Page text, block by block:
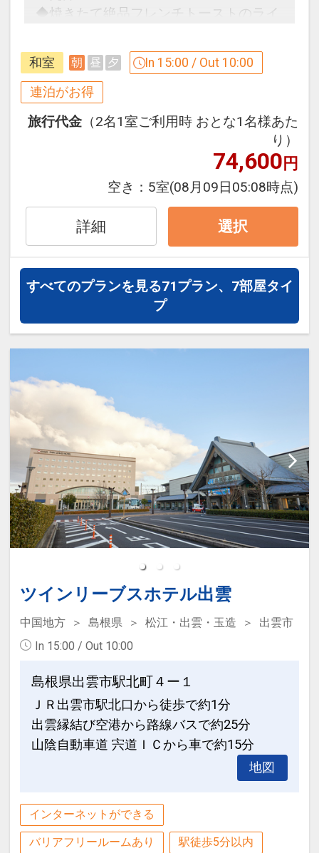
貸切風呂もご利用頂けます！（有料・到
ゆったりとご入浴頂ける４つの貸切露天
風呂をご用意しております。
ぜひご家族で、ご夫婦で、カップルで、
ごゆっくりとお寛ぎください。
■料金：３名様まで ２，２００円 ／ ４
名様 ３，３００円（１室あたり １回５
【ご利用時間 １５：００～２２：００】
の間で先着順（ご到着時フロントにてお
申し出ください）
和風ダイニング「出雲」にて《１００キ
ロ水晶まがたま》に触れてパワチャージ
当館シンボル《 １００キロ水晶まがたま
しまがたまを制作、朝廷に献上してきま
その歴史にあやかり、当館では１００キ
ロの巨大な水晶まがたまを展示していま
す。
まがたまには古来不思議な力が宿ると信
じられてきました。
見て、触れて、記念写真も撮ってまがた
まの持つスピリチュアルパワーをお持ち
※夜はお食事会場として使用しておりま
玉造温泉駅まで送迎あり
前にご予約ください。
・お迎え １４：００～１９：００（随
時）
・お送り ８：２０／８：５０／９：２０
周辺観光のご案内
◆神湯めぐり（玉造温泉各旅館の温泉め
ぐり）
◆焼きたて絶品フレンチトーストのライ
◆日本海で獲れた鮮魚をお好みで海鮮丼
コーナー♪
【連泊するとお得】連泊割引がございま
１泊目より１泊につきおひとり様おとな
１，０００円引、こどもＡ ５００円引
※5/2～4、8/13～15、9/19～21は適用
※割引適用後のご旅行代金は、カレンダ
ーからお進みいただいた後表示される
「空室照会結果確認画面」でご確認くだ
氏名・客室タイプ・食事条件・プラン同
一であることが割引適用の条件となりま
大浴場「月照の湯」のご案内
・大浴場【入浴時間５：００～９：００
／１５：００～２４：００】
・男女ともに大浴場・露天風呂・ジャグ
ジー・サウナがございます。
・女性大浴場に〈 選べる１０種シャンプ
ー＆コンディショナー 〉がございます。
着時先着順）
ゆったりとご入浴頂ける４つの貸切露天
ぜひご家族で、ご夫婦で、カップルで、
ごゆっくりとお寛ぎください。
■料金：３名様まで ２，２００円 ／ ４
名様 ３，３００円（１室あたり １回５
【ご利用時間 １５：００～２２：００】
の間で先着順（ご到着時フロントにてお
申し出ください）
和室 朝 昼 夕 In 15:00 / Out 10:00
連泊がお得
旅行代金 （2名1室ご利用時 おとな1名様あた
り）
74,600円
空き： 5室(08月09日05:08時点)
詳細 選択
すべてのプランを見る71プラン、7部屋タイ
プ
ツインリーブスホテル出雲
中国地方 島根県 松江・出雲・玉造
出雲市
In 15:00 / Out 10:00
島根県出雲市駅北町４ー１
ＪＲ出雲市駅北口から徒歩で約1分
出雲縁結び空港から路線バスで約25分
山陰自動車道 宍道ＩＣから車で約15分
地図
インターネットができる
バリアフリールームあり 駅徒歩5分以内